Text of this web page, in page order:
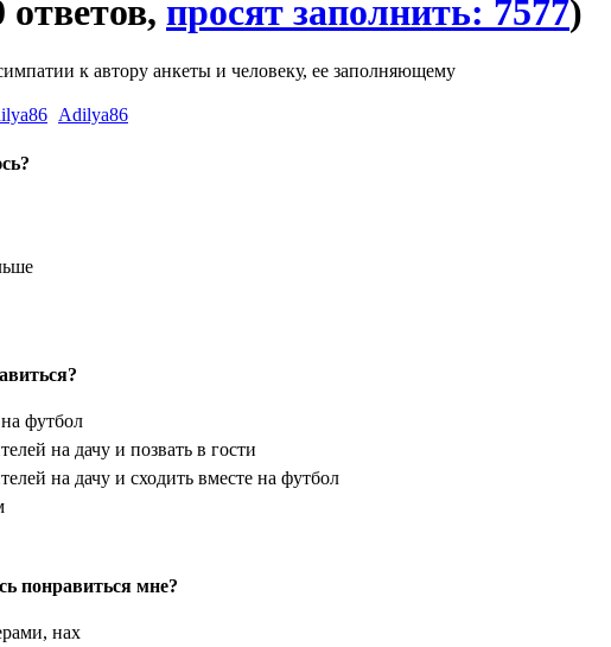
просят заполнить: 7577)
к автору анкеты и человеку, ее заполняющему
Adilya86
футбол
на дачу и позвать в гости
на дачу и сходить вместе на футбол
понравиться мне?
нах